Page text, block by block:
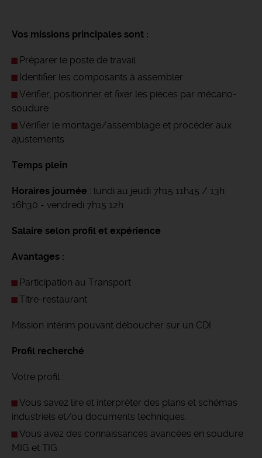
Vos missions principales sont :
Préparer le poste de travail
Identifier les composants à assembler
Vérifier, positionner et fixer les pièces par mécano-
soudure
Vérifier le montage/assemblage et procéder aux
ajustements
Temps plein
Horaires journée : lundi au jeudi 7h15 11h45 / 13h
16h30 - vendredi 7h15 12h
Salaire selon profil et expérience
Avantages :
Participation au Transport
Titre-restaurant
Mission intérim pouvant déboucher sur un CDI
Profil recherché
Votre profil :
Vous savez lire et interpréter des plans et schémas
industriels et/ou documents techniques.
Vous avez des connaissances avancées en soudure
MIG et TIG